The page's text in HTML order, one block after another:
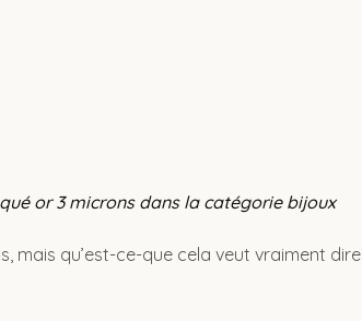
or 3 microns dans la catégorie bijoux
mais qu’est-ce-que cela veut vraiment dire